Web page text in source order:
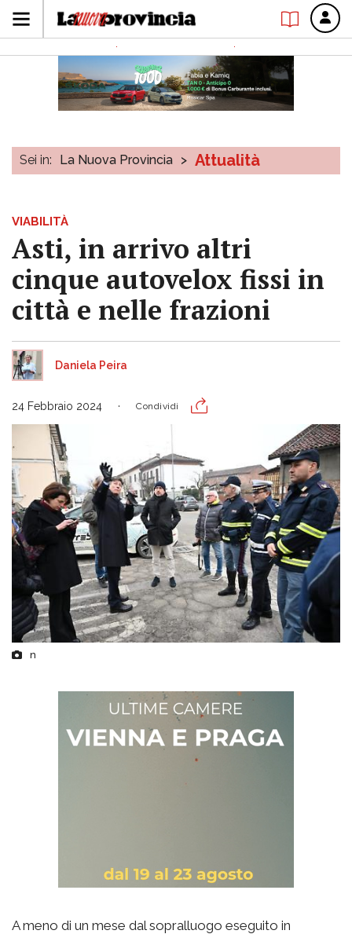
Sei in: La Nuova Provincia > Attualità
VIABILITÀ
Asti, in arrivo altri
cinque autovelox fissi in
città e nelle frazioni
Daniela Peira
24 Febbraio 2024 Condividi
n
A meno di un mese dal sopralluogo eseguito in